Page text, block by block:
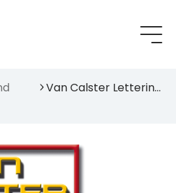
Van Calster Lettering BVBA